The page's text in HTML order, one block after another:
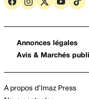
Annonces légales
Avis & Marchés
A propos d’Imaz Press